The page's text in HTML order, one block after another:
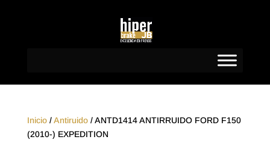
Inicio/Antiruido/ ANTD1414 ANTIRRUIDO FORD F150
(2010-) EXPEDITION